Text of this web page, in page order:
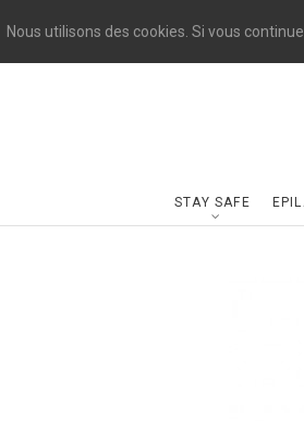
Nous utilisons des cookies. Si vous
STAY SAFE